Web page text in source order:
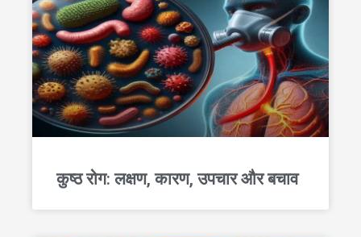
कुष्ठ रोग: लक्षण, कारण, उपचार और बचाव